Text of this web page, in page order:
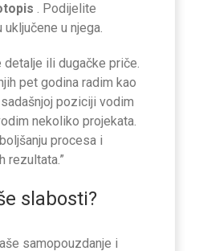
. Podijelite
u njega.
detalje ili dugačke priče.
pet godina radim kao
poziciji vodim
nekoliko projekata.
procesa i
rezultata.”
slabosti?
samopouzdanje i